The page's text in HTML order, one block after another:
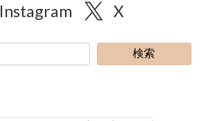
Instagram X
検索